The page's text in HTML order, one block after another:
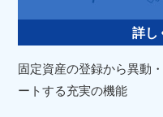
詳し
固定資産の登録から異動
ートする充実の機能